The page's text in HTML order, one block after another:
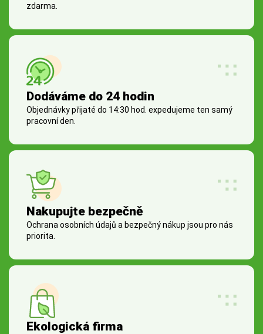
zdarma.
Dodáváme do 24 hodin
Objednávky přijaté do 14:30 hod. expedujeme ten samý
pracovní den.
Nakupujte bezpečně
Ochrana osobních údajů a bezpečný nákup jsou pro nás
priorita.
Ekologická firma